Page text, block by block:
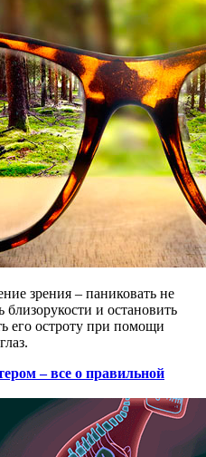
зрения – паниковать не
и остановить
его остроту при помощи
– все о правильной